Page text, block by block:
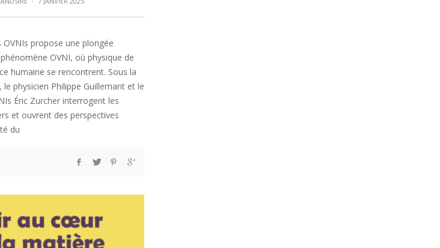
OVNIs propose une plongée
OVNI, où physique de
humaine se rencontrent. Sous la
physicien Philippe Guillemant et le
Éric Zurcher interrogent les
et ouvrent des perspectives
du